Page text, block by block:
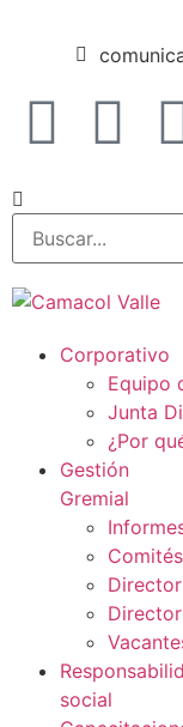
Corporativo
Equipo
Junta
¿Por
Gestión
Gremial
Comités
social